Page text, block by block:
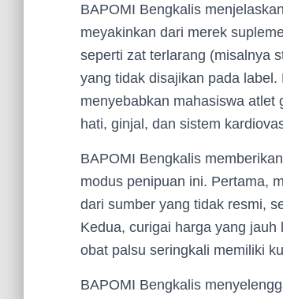
BAPOMI Bengkalis
meyakinkan dari merek
seperti zat terlarang (misalnya
yang tidak disajikan pada
menyebabkan mahasiswa atlet
hati, ginjal, dan sistem
BAPOMI Bengkalis
modus penipuan ini. Pertama,
dari sumber yang tidak resmi,
Kedua, curigai harga yang
obat palsu seringkali memiliki
BAPOMI Bengkalis